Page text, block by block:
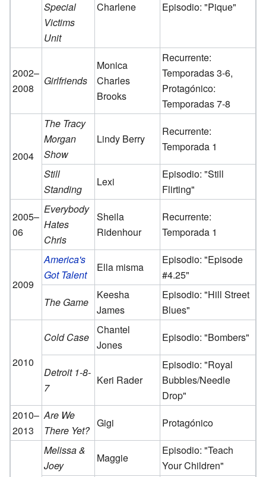
Special
Victims
Unit
Charlene Episodio: "Pique"
2002–
2008
Girlfriends
Monica
Charles
Brooks
Recurrente:
Temporadas 3-6,
Protagónico:
Temporadas 7-8
2004
The Tracy
Morgan
Show
Lindy Berry
Recurrente:
Temporada 1
Still
Standing
Lexi
Episodio: "Still
Flirting"
2005–
06
Everybody
Hates
Chris
Sheila
Ridenhour
Recurrente:
Temporada 1
2009
America's
Got Talent
Ella misma
Episodio: "Episode
#4.25"
The Game
Keesha
James
Episodio: "Hill Street
Blues"
2010
Cold Case
Chantel
Jones
Episodio: "Bombers"
Detroit 1-8-
7
Keri Rader
Episodio: "Royal
Bubbles/Needle
Drop"
2010–
2013
Are We
There Yet?
Gigi Protagónico
Melissa &
Joey
Maggie
Episodio: "Teach
Your Children"